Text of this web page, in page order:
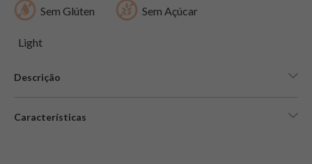
Sem Glúten Sem Açúcar
Light
Descrição
Características